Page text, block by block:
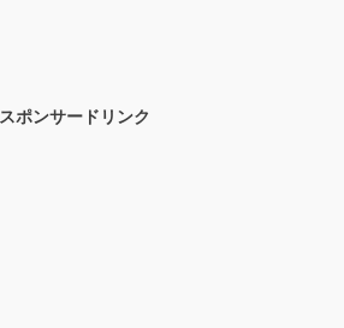
スポンサードリンク